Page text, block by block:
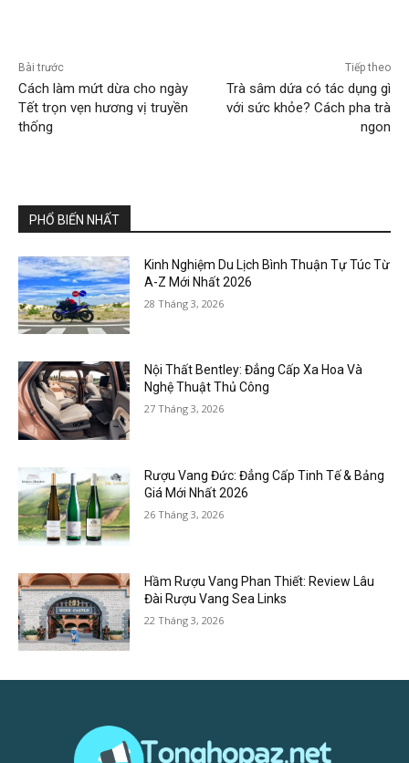
Bài trước
Cách làm mứt dừa cho ngày
Tết trọn vẹn hương vị truyền
thống
Tiếp theo
Trà sâm dứa có tác dụng gì
với sức khỏe? Cách pha trà
ngon
PHỔ BIẾN NHẤT
Kinh Nghiệm Du Lịch Bình Thuận Tự Túc Từ
A-Z Mới Nhất 2026
28 Tháng 3, 2026
Nội Thất Bentley: Đẳng Cấp Xa Hoa Và
Nghệ Thuật Thủ Công
27 Tháng 3, 2026
Rượu Vang Đức: Đẳng Cấp Tinh Tế & Bảng
Giá Mới Nhất 2026
26 Tháng 3, 2026
Hầm Rượu Vang Phan Thiết: Review Lâu
Đài Rượu Vang Sea Links
22 Tháng 3, 2026